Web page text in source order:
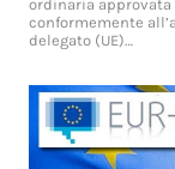
ordinaria
conformemente
delegato (UE)…